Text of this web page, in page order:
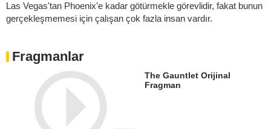
Las Vegas'tan Phoenix'e kadar götürmekle görevlidir, fakat bunun
gerçekleşmemesi için çalışan çok fazla insan vardır.
Fragmanlar
The Gauntlet Orijinal
Fragman